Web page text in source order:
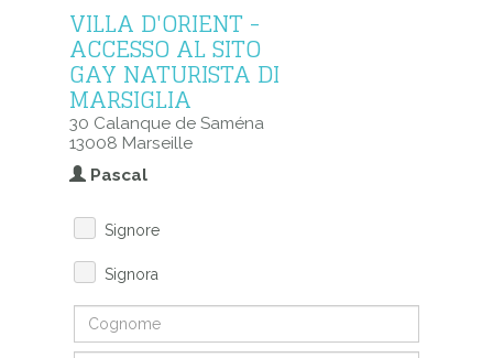
VILLA D'ORIENT -
ACCESSO AL SITO
GAY NATURISTA DI
MARSIGLIA
30 Calanque de Saména
13008 Marseille
Pascal
Signore
Signora